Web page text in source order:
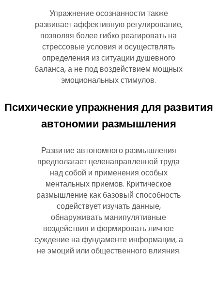
Упражнение осознанности также
развивает аффективную регулирование,
позволяя более гибко реагировать на
стрессовые условия и осуществлять
определения из ситуации душевного
баланса, а не под воздействием мощных
эмоциональных стимулов.
Психические упражнения для развития
автономии размышления
Развитие автономного размышления
предполагает целенаправленной труда
над собой и применения особых
ментальных приемов. Критическое
размышление как базовый способность
содействует изучать данные,
обнаруживать манипулятивные
воздействия и формировать личное
суждение на фундаменте информации, а
не эмоций или общественного влияния.